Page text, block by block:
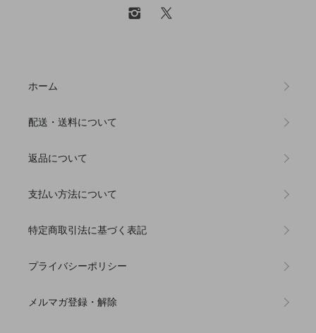
ホーム
配送・送料について
返品について
支払い方法について
特定商取引法に基づく表記
プライバシーポリシー
メルマガ登録・解除